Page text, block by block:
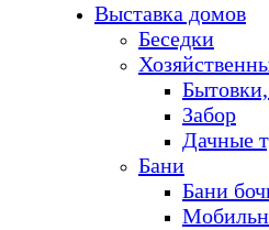
Выставка домов
Беседки
Забор
Дачные
Бани
Бани